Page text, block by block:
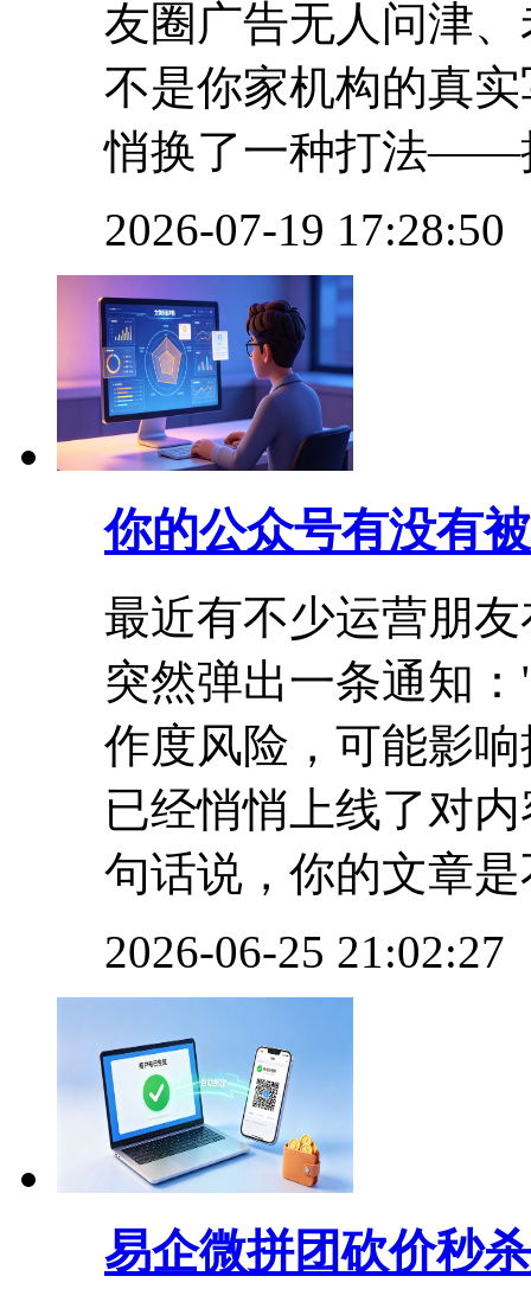
友圈广告无人问津
不是你家机构的真
悄换了一种打法——
2026-07-19 17:28:50
你的公众号有没有
最近有不少运营朋
突然弹出一条通知
作度风险，可能影
已经悄悄上线了对
句话说，你的文章是
2026-06-25 21:02:27
易企微拼团砍价秒